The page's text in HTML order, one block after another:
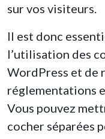
sur vos visiteurs.
Il est donc
l’utilisation des
WordPress et de
réglementations
Vous pouvez
cocher séparées